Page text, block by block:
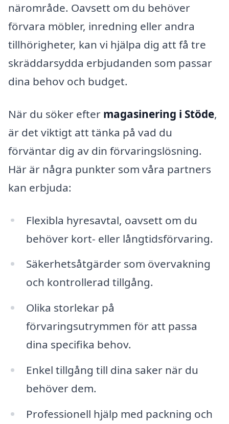
närområde. Oavsett om du behöver
förvara möbler, inredning eller andra
tillhörigheter, kan vi hjälpa dig att få tre
skräddarsydda erbjudanden som passar
dina behov och budget.
När du söker efter magasinering i Stöde,
är det viktigt att tänka på vad du
förväntar dig av din förvaringslösning.
Här är några punkter som våra partners
kan erbjuda:
Flexibla hyresavtal, oavsett om du
behöver kort- eller långtidsförvaring.
Säkerhetsåtgärder som övervakning
och kontrollerad tillgång.
Olika storlekar på
förvaringsutrymmen för att passa
dina specifika behov.
Enkel tillgång till dina saker när du
behöver dem.
Professionell hjälp med packning och